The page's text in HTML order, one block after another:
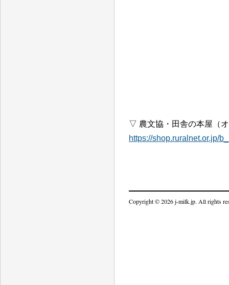
▽ 農文協・田舎の本屋（
https://shop.ruralnet.or.jp/
Copyright © 2026 j-milk.jp. All rights